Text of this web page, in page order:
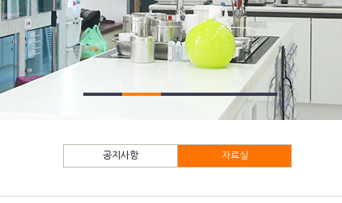
공지사항 자료실